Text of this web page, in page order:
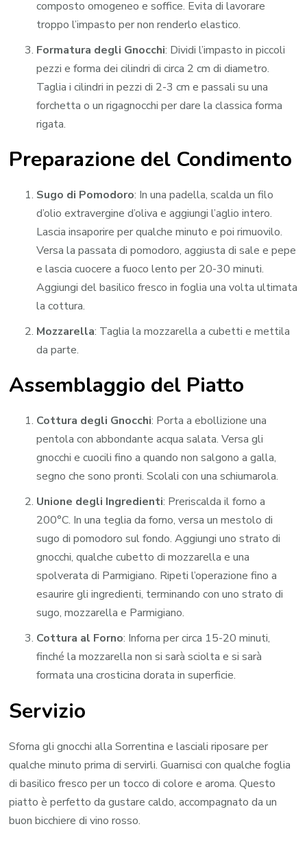
composto omogeneo e soffice. Evita di lavorare
troppo l’impasto per non renderlo elastico.
Formatura degli Gnocchi: Dividi l’impasto in piccoli
pezzi e forma dei cilindri di circa 2 cm di diametro.
Taglia i cilindri in pezzi di 2-3 cm e passali su una
forchetta o un rigagnocchi per dare la classica forma
rigata.
Preparazione del Condimento
Sugo di Pomodoro: In una padella, scalda un filo
d’olio extravergine d’oliva e aggiungi l’aglio intero.
Lascia insaporire per qualche minuto e poi rimuovilo.
Versa la passata di pomodoro, aggiusta di sale e pepe
e lascia cuocere a fuoco lento per 20-30 minuti.
Aggiungi del basilico fresco in foglia una volta ultimata
la cottura.
Mozzarella: Taglia la mozzarella a cubetti e mettila
da parte.
Assemblaggio del Piatto
Cottura degli Gnocchi: Porta a ebollizione una
pentola con abbondante acqua salata. Versa gli
gnocchi e cuocili fino a quando non salgono a galla,
segno che sono pronti. Scolali con una schiumarola.
Unione degli Ingredienti: Preriscalda il forno a
200°C. In una teglia da forno, versa un mestolo di
sugo di pomodoro sul fondo. Aggiungi uno strato di
gnocchi, qualche cubetto di mozzarella e una
spolverata di Parmigiano. Ripeti l’operazione fino a
esaurire gli ingredienti, terminando con uno strato di
sugo, mozzarella e Parmigiano.
Cottura al Forno: Inforna per circa 15-20 minuti,
finché la mozzarella non si sarà sciolta e si sarà
formata una crosticina dorata in superficie.
Servizio
Sforna gli gnocchi alla Sorrentina e lasciali riposare per
qualche minuto prima di servirli. Guarnisci con qualche foglia
di basilico fresco per un tocco di colore e aroma. Questo
piatto è perfetto da gustare caldo, accompagnato da un
buon bicchiere di vino rosso.